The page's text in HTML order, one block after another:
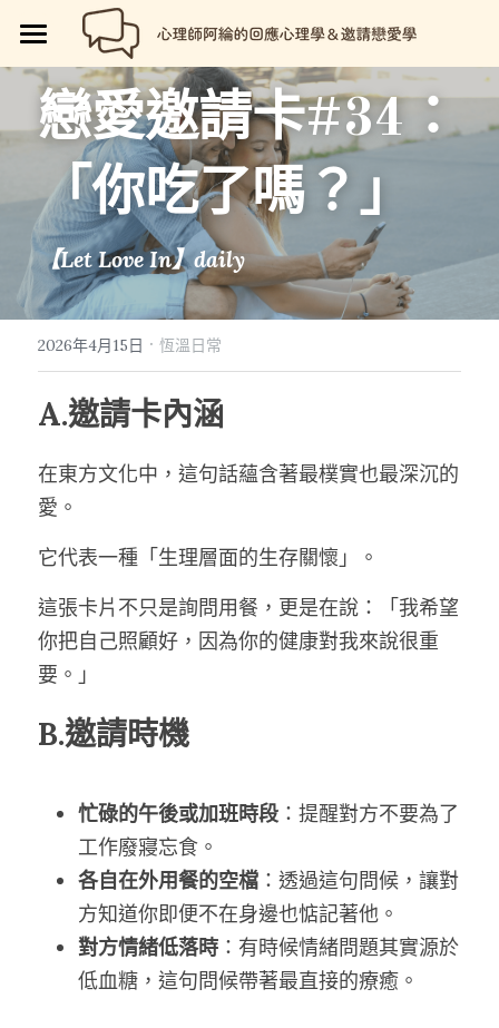
🏡首頁
回應心理學
📗回應心理學
💼【就享知】職場專欄
好人卡計畫
🏷️好人卡「給予祝福」
邀請戀愛學
邀請戀愛學
😍性愛玩樂
😄親密連結
😘恆溫日常
💔總是愛錯人【專欄】
💖讓操控失效【專欄】
📑Love Notes
品牌流程設計
💡品牌流程設計
🖥️7天網站架設
📊作品集
關於我
😱我是阿綸
📝所有文章
戀愛邀請卡#34 ：
「你吃了嗎？」
【Let Love In】daily
2026年4月15日 · 恆溫日常
A.邀請卡內涵
在東方文化中，這句話蘊含著最樸實也最深沉的
愛。
它代表一種「生理層面的生存關懷」。
這張卡片不只是詢問用餐，更是在說：「我希望
你把自己照顧好，因為你的健康對我來說很重
要。」
B.邀請時機
忙碌的午後或加班時段 ：提醒對方不要為了
工作廢寢忘食。
各自在外用餐的空檔 ：透過這句問候，讓對
方知道你即便不在身邊也惦記著他。
對方情緒低落時 ：有時候情緒問題其實源於
低血糖，這句問候帶著最直接的療癒。